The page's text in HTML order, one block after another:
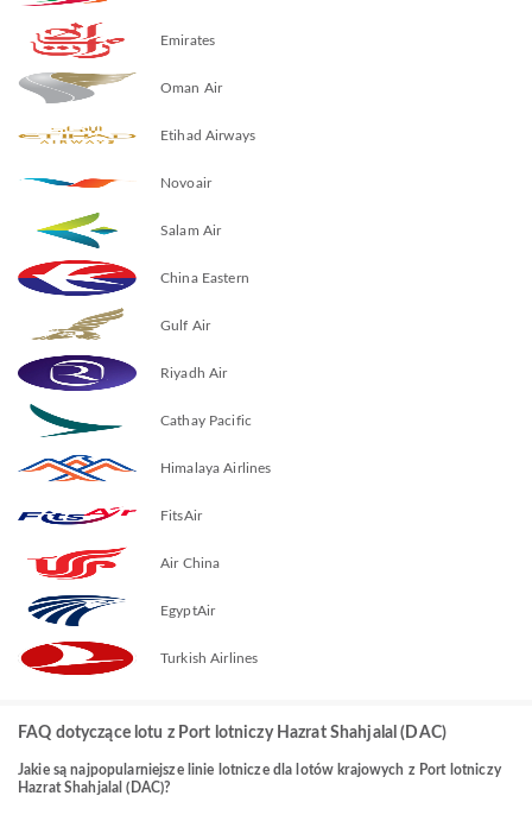
Emirates
Oman Air
Etihad Airways
Novoair
Salam Air
China Eastern
Gulf Air
Riyadh Air
Cathay Pacific
Himalaya Airlines
FitsAir
Air China
EgyptAir
Turkish Airlines
FAQ dotyczące lotu z Port lotniczy Hazrat Shahjalal (DAC)
Jakie są najpopularniejsze linie lotnicze dla lotów krajowych z Port lotniczy
Hazrat Shahjalal (DAC)?